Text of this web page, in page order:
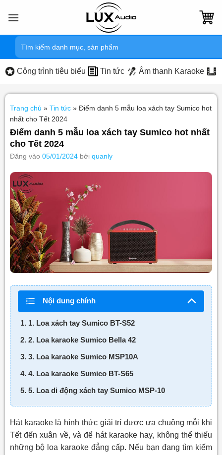
qua
Tìm
kiếm:
Công trình tiêu biểu Tin tức Âm thanh Karaoke
Trang chủ » Tin tức» Điểm danh 5 mẫu loa xách tay Sumico hot
nhất cho Tết 2024
Điểm danh 5 mẫu loa xách tay Sumico hot nhất
cho Tết 2024
Đăng vào 05/01/2024 bởi quanly
Nội dung chính
1. 1. Loa xách tay Sumico BT-S52
2. 2. Loa karaoke Sumico Bella 42
3. 3. Loa karaoke Sumico MSP10A
4. 4. Loa karaoke Sumico BT-S65
5. 5. Loa di động xách tay Sumico MSP-10
Hát karaoke là hình thức giải trí được ưa chuộng mỗi khi
Tết đến xuân về, và để hát karaoke hay, không thể thiếu
những bộ loa karaoke đẳng cấp. Nếu bạn đang tìm kiếm